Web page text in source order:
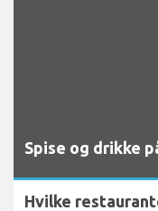
Spise og drikke
Hvilke